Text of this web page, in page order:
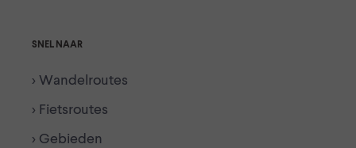
SNEL NAAR
> Wandelroutes
> Fietsroutes
> Gebieden